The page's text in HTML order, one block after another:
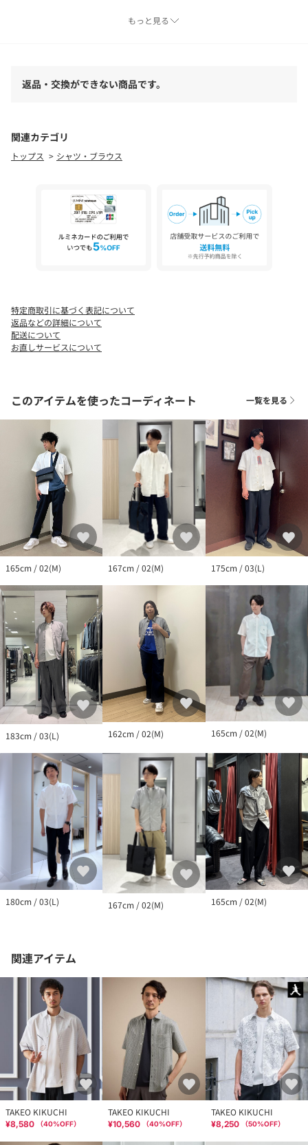
＜こだわりのディテールと品質＞
コットン100％のピンオックス素材は、しっとり滑らかな肌触りな
＜シーン＞
カジュアルなデニムとの合わせで、抜け感のある休日スタイル。
Tシャツに羽織ったスタイルも◎
＜ギフトにも＞
どんな年代やスタイルにも馴染むカラー展開と、汎用的なレギュ
ラーフィットなのでプレゼント選びが簡単。
誕生日や記念日に、彼氏やパートナーへの特別な贈り物として。
タイムレスなシャツに込められた、控えめながらユニークなアク
セントをぜひお試しください。
【素材・特性】
なオックス地やブロード地に比べ上品感があるため、カジュアル
はもちろんビジネスシーンでも気兼ねなく着ることができます。
お手入れが簡単なのも嬉しいポイントです。
■BOWLER HAT LABEL ／ ボーラー ハット レーベル
40年の歴史に裏打ちされた知見と現代のライフスタイルに寄り添
う品格を併せ持つモダントラッド。
ヘリテージラインでありながら、新しさを常に追求する新レーベ
ル。
デザイナー 菊池武夫の世界観を凝縮した、男の色気と遊び心を前
面に出したコレ
もっと見る
返品・交換ができない商品です。
関連カテゴリ
トップス シャツ・ブラウス
特定商取引に基づく表記について
返品などの詳細について
配送について
お直しサービスについて
このアイテムを使ったコーディネート 一覧を見る
165cm / 02(M) 167cm / 02(M) 175cm / 03(L)
183cm / 03(L) 162cm / 02(M) 165cm / 02(M)
180cm / 03(L) 167cm / 02(M) 165cm / 02(M)
関連アイテム
TAKEO KIKUCHI
¥8,580 （40%OFF）
TAKEO KIKUCHI
¥10,560 （40%OFF）
TAKEO KIKUCHI
¥8,250 （50%OFF）